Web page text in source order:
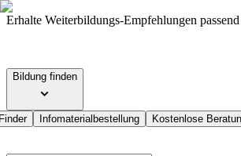
Erhalte Weiterbildungs-Empfehlungen
Bildung finden
Infomaterialbestellung Kostenlose